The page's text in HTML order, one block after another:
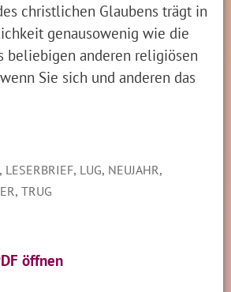
christlichen Glaubens trägt in
genausowenig wie die
beliebigen anderen religiösen
Sie sich und anderen das
, LESERBRIEF, LUG, NEUJAHR,
,TRUG
öffnen